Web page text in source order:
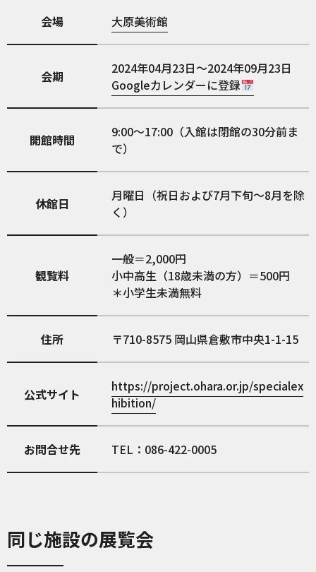
会場 大原美術館
会期
2024年04月23日～2024年09月23日
Googleカレンダーに登録
開館時間
9:00～17:00（入館は閉館の30分前ま
で）
休館日
月曜日（祝日および7月下旬～8月を除
く）
観覧料
一般＝2,000円
小中高生（18歳未満の方）＝500円
＊小学生未満無料
住所 710-8575 岡山県倉敷市中央1-1-15
公式サイト
https://project.ohara.or.jp/specialex
hibition/
お問合せ先 TEL：086-422-0005
同じ施設の展覧会